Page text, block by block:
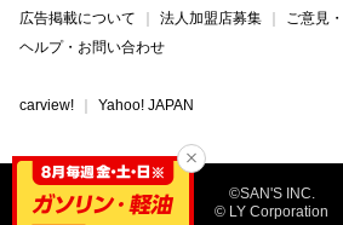
広告掲載について
法人加盟店募集
ご意見
ヘルプ・お問い合わせ
carview! Yahoo! JAPAN
©SAN'S INC.
© LY Corporation